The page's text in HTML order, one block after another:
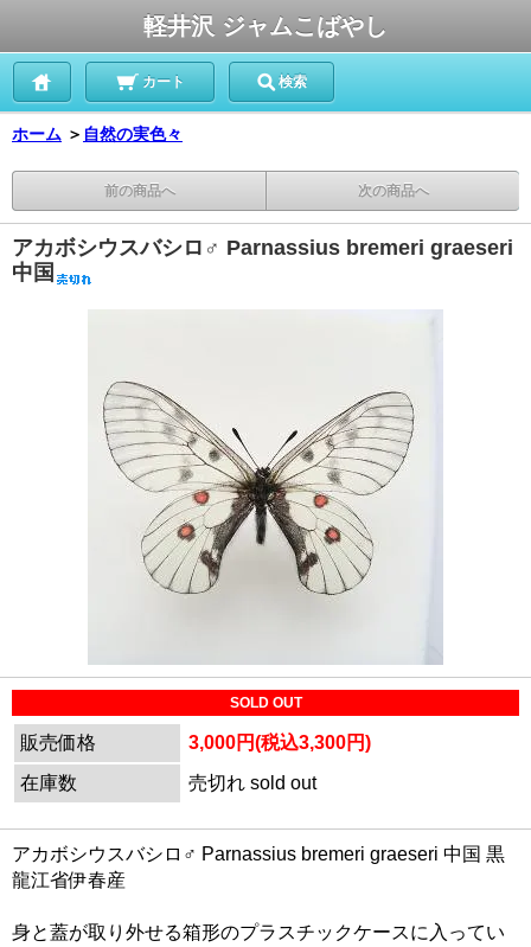
軽井沢 ジャムこばやし
カート 検索
ホーム ＞ 自然の実色々
前の商品へ 次の商品へ
アカボシウスバシロ♂ Parnassius bremeri graeseri
中国
SOLD OUT
販売価格
3,000円(税込3,300円)
在庫数
売切れ sold out
アカボシウスバシロ♂ Parnassius bremeri graeseri 中国 黒
龍江省伊春産
身と蓋が取り外せる箱形のプラスチックケースに入ってい